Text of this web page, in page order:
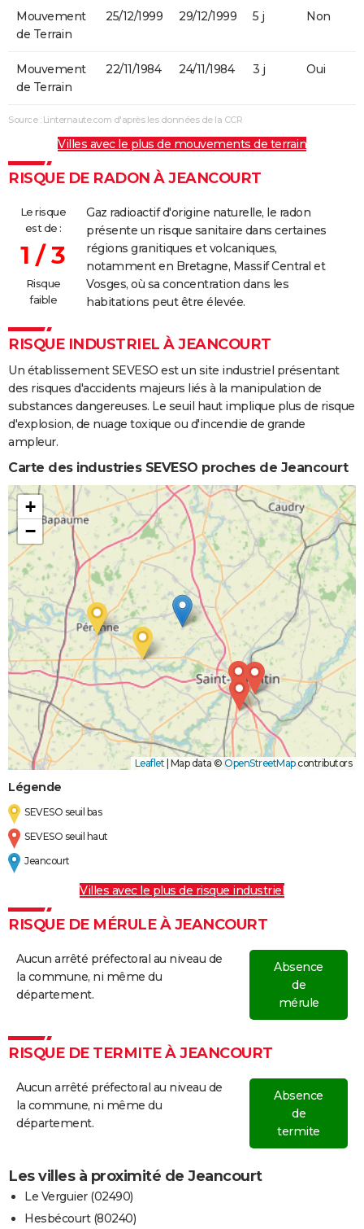
Mouvement
de Terrain
25/12/1999 29/12/1999 5 j Non
Mouvement
de Terrain
22/11/1984 24/11/1984 3 j Oui
Source : Linternaute.com d'après les données de la CCR
Villes avec le plus de mouvements de terrain
RISQUE DE RADON À JEANCOURT
Le risque
est de :
1 / 3
Risque
faible
Gaz radioactif d'origine naturelle, le radon
présente un risque sanitaire dans certaines
régions granitiques et volcaniques,
notamment en Bretagne, Massif Central et
Vosges, où sa concentration dans les
habitations peut être élevée.
RISQUE INDUSTRIEL À JEANCOURT
Un établissement SEVESO est un site industriel présentant
des risques d'accidents majeurs liés à la manipulation de
substances dangereuses. Le seuil haut implique plus de risque
d'explosion, de nuage toxique ou d'incendie de grande
ampleur.
Carte des industries SEVESO proches de Jeancourt
+
−
Leaflet Map data © OpenStreetMapcontributors
Légende
SEVESO seuil bas
SEVESO seuil haut
Jeancourt
Villes avec le plus de risque industriel
RISQUE DE MÉRULE À JEANCOURT
Aucun arrêté préfectoral au niveau de
la commune, ni même du
département.
Absence
de
mérule
RISQUE DE TERMITE À JEANCOURT
Aucun arrêté préfectoral au niveau de
la commune, ni même du
département.
Absence
de
termite
Les villes à proximité de Jeancourt
Le Verguier (02490)
Hesbécourt (80240)